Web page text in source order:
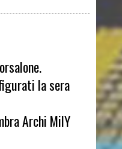
la sera
Archi MilY